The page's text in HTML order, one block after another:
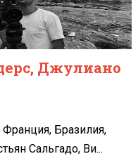
Джулиано
Бразилия,
Сальгадо, Ви...